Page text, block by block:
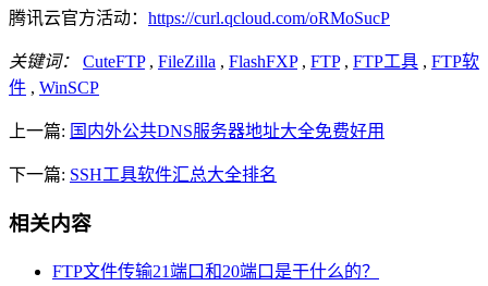
腾讯云官方活动： https://curl.qcloud.com/oRMoSucP
关键词： CuteFTP, FileZilla , FlashFXP, FTP, FTP工具 , FTP软
件 , WinSCP
上一篇: 国内外公共DNS服务器地址大全免费好用
下一篇: SSH工具软件汇总大全排名
相关内容
FTP文件传输21端口和20端口是干什么的？